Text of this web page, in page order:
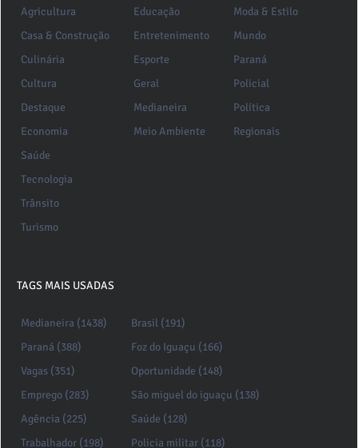
Agricultura
Casa & Construção
Culinária
Cultura
Destaque
Economia
Educação
Entretenimento
Esporte
Geral
Medianeira
Meio Ambiente
Moda & Estilo
Mundo
Paraná
Policial
Política
Regionais
Saúde
Tecnologia
Trânsito
Turismo
TAGS MAIS USADAS
Medianeira (1438)
Paraná (388)
Vagas (351)
Emprego (283)
Agência (225)
Trabalhador (198)
Brasil (191)
Foz do Iguaçu (166)
Oportunidade (148)
São miguel do iguaçu (138)
Saúde (128)
Policia militar (118)